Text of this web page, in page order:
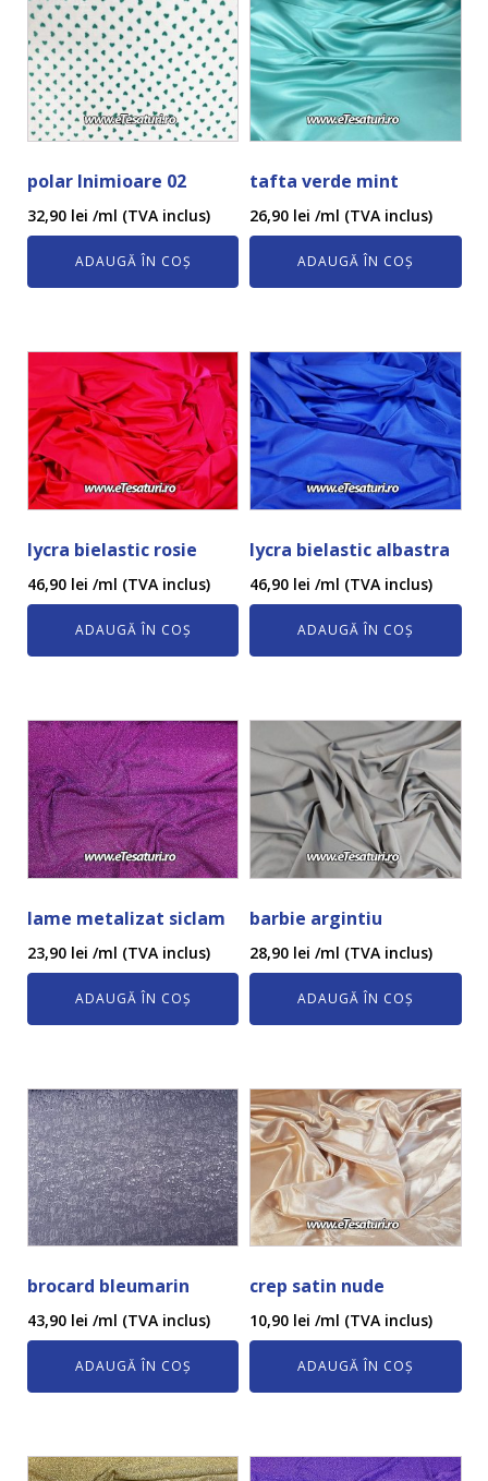
polar Inimioare 02
32,90 lei /ml (TVA inclus)
ADAUGĂ ÎN COȘ
tafta verde mint
26,90 lei /ml (TVA inclus)
ADAUGĂ ÎN COȘ
lycra bielastic rosie
46,90 lei /ml (TVA inclus)
ADAUGĂ ÎN COȘ
lycra bielastic albastra
46,90 lei /ml (TVA inclus)
ADAUGĂ ÎN COȘ
lame metalizat siclam
23,90 lei /ml (TVA inclus)
ADAUGĂ ÎN COȘ
barbie argintiu
28,90 lei /ml (TVA inclus)
ADAUGĂ ÎN COȘ
brocard bleumarin
43,90 lei /ml (TVA inclus)
ADAUGĂ ÎN COȘ
crep satin nude
10,90 lei /ml (TVA inclus)
ADAUGĂ ÎN COȘ